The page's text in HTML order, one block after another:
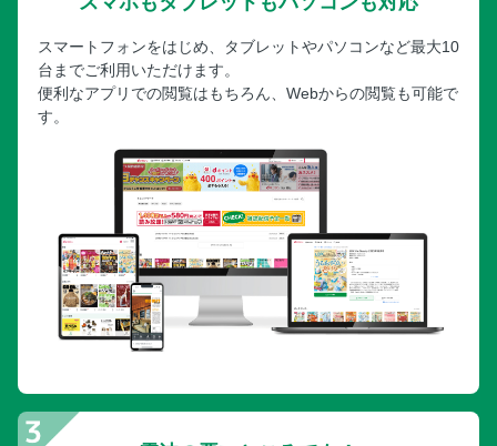
スマートフォンをはじめ、タブレットやパソコンなど最大10
台までご利用いただけます。
便利なアプリでの閲覧はもちろん、Webからの閲覧も可能で
す。